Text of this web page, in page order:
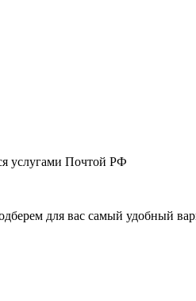
услугами Почтой РФ
для вас самый удобный